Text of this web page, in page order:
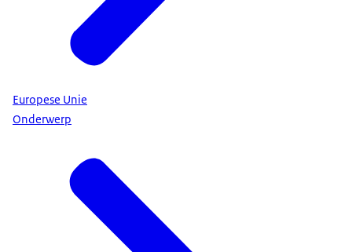
Europese Unie
Onderwerp